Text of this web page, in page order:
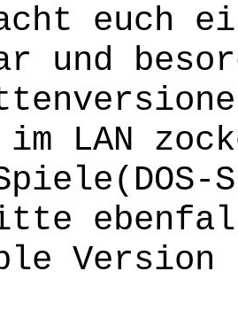
euch
und
LAN
Version